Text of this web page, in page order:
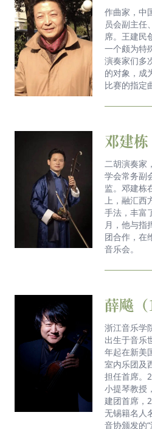
作曲家，中
员会副主任
席。王建民
一个颇为特
演奏家们多
的对象，成
比赛的指定
邓建栋
二胡演奏家
学会常务副
监。邓建栋
上，融汇
手法，丰富
月，他与指
团合作，在
音乐会。
薛飚（
浙江音乐学
出生于音乐
年起在新美
室内乐团及
担任首席。
小提琴教授
建团首席，
无锡籍名人
音协颁发的“